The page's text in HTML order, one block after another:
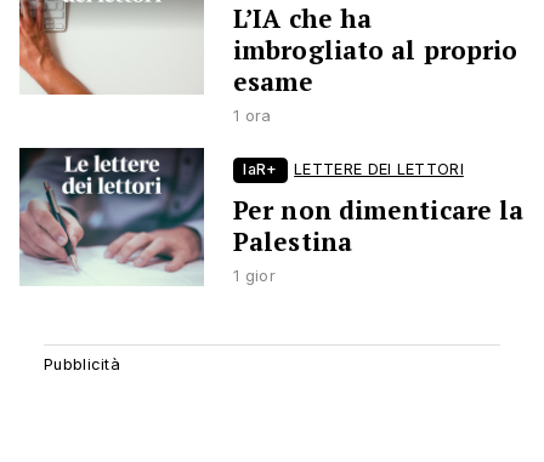
L’IA che ha
imbrogliato al proprio
esame
1 ora
laR+ LETTERE DEI LETTORI
Per non dimenticare la
Palestina
1 gior